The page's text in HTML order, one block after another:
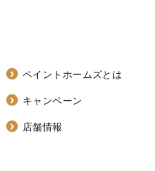
ペイントホームズとは
キャンペーン
店舗情報